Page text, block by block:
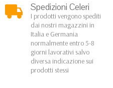
Spedizioni Celeri
I prodotti vengono spediti
dai nostri magazzini in
Italia e Germania
normalmente entro 5-8
giorni lavorativi salvo
diversa indicazione sui
prodotti stessi